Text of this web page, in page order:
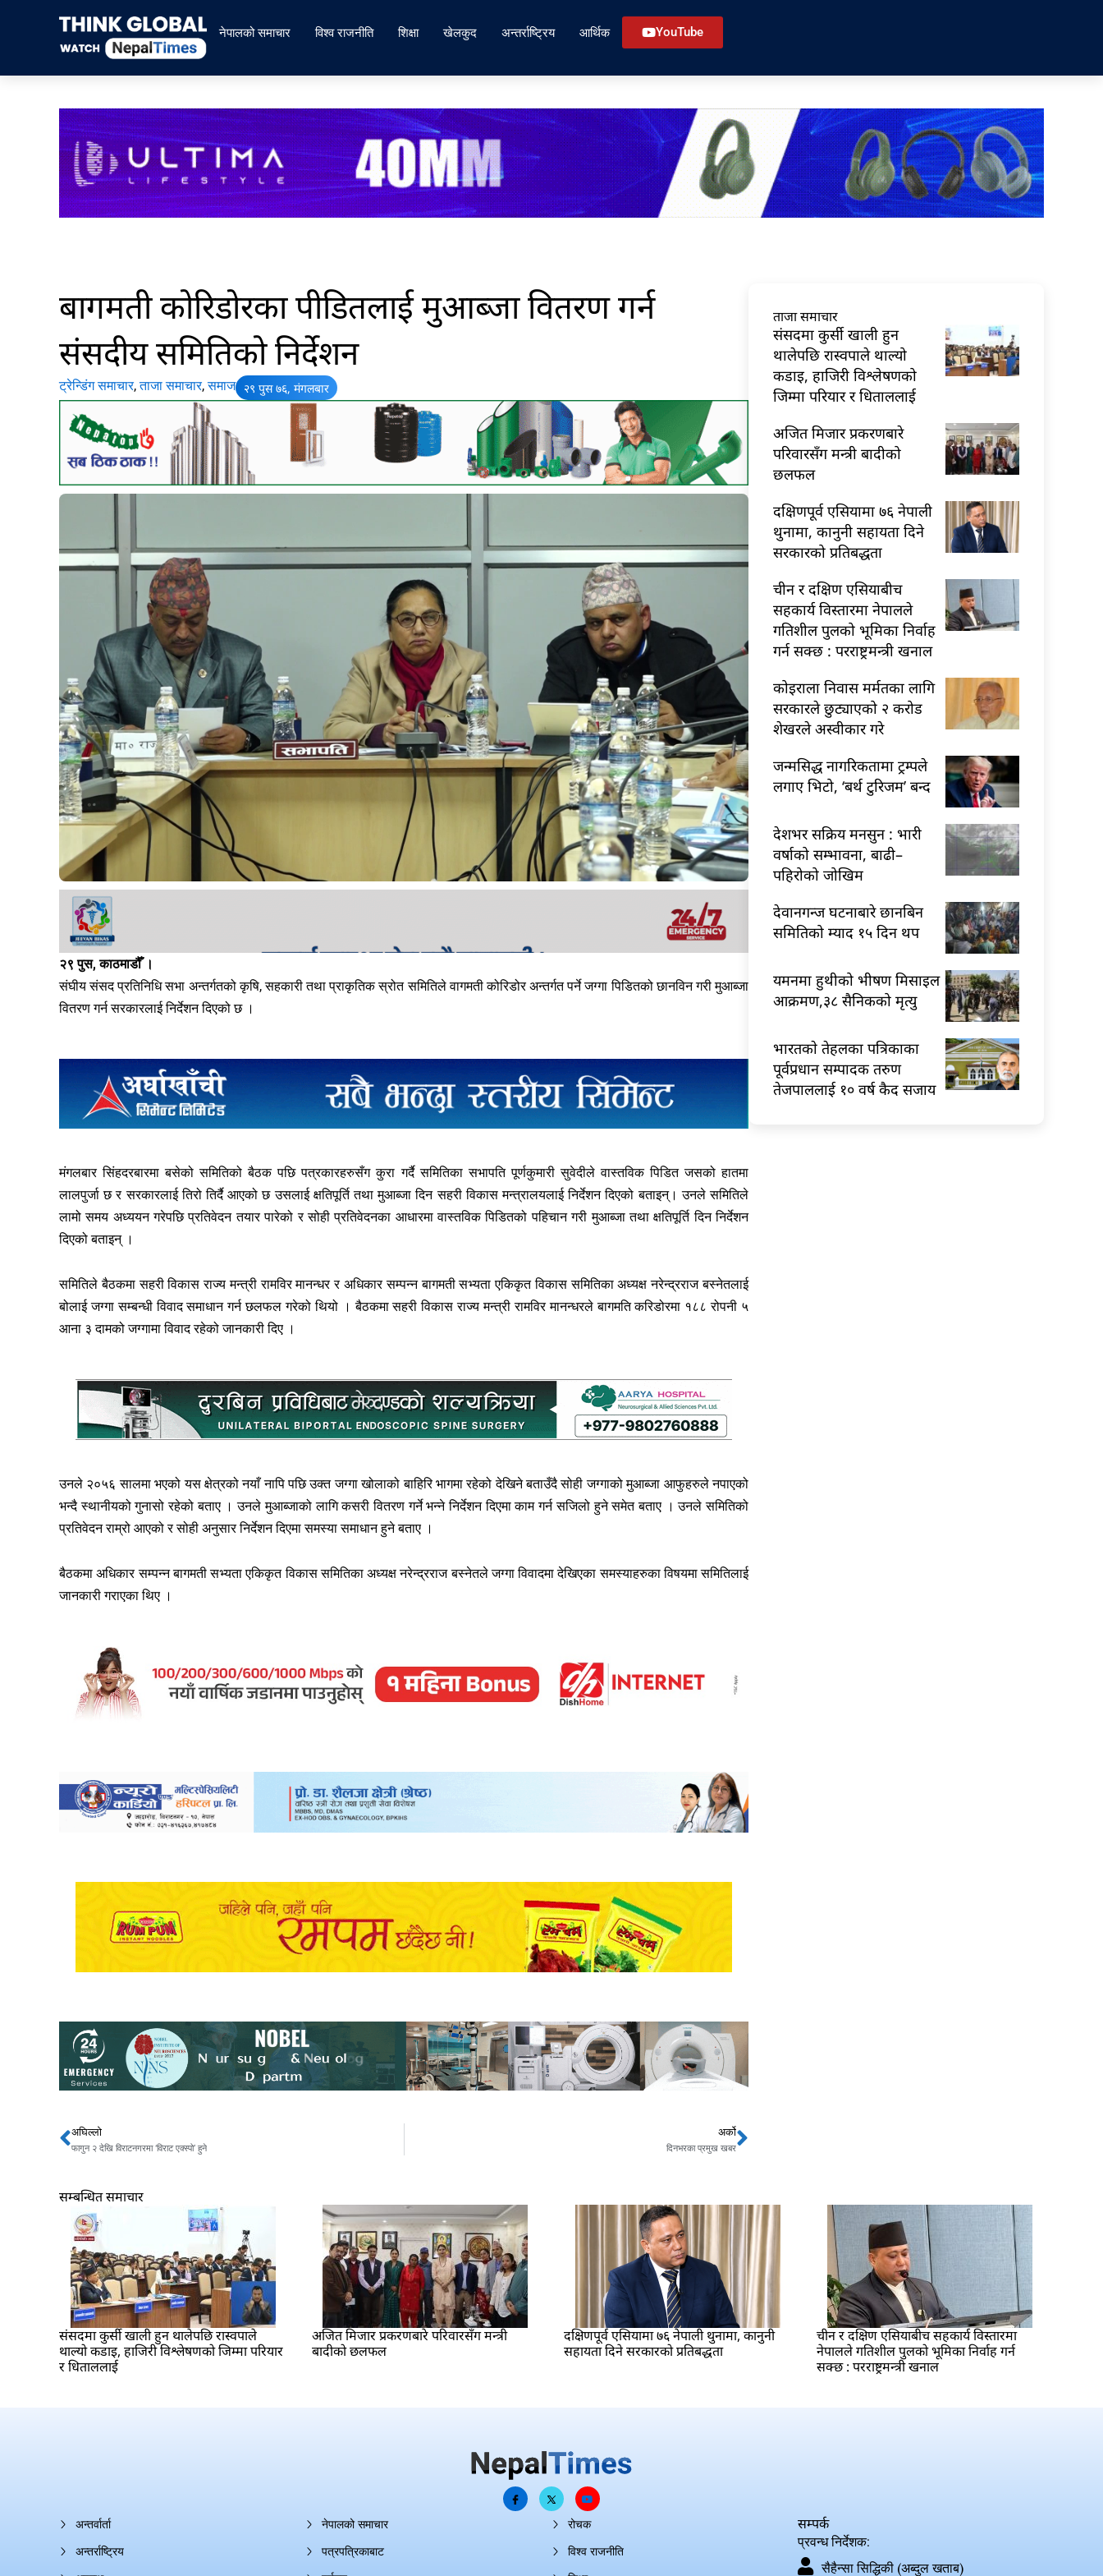
नेपालको समाचार विश्व राजनीति शिक्षा खेलकुद अन्तर्राष्ट्रिय आर्थिक YouTube
बागमती कोरिडोरका पीडितलाई मुआब्जा वितरण गर्न
संसदीय समितिको निर्देशन
ट्रेन्डिंग समाचार,ताजा समाचार,समाज २९ पुस ७६, मंगलबार
२९ पुस, काठमाडौँ ।
संघीय संसद प्रतिनिधि सभा अन्तर्गतको कृषि, सहकारी तथा प्राकृतिक स्रोत समितिले वागमती कोरिडोर अन्तर्गत पर्ने जग्गा पिडितको छानविन गरी मुआब्जा
वितरण गर्न सरकारलाई निर्देशन दिएको छ ।
मंगलबार सिंहदरबारमा बसेको समितिको बैठक पछि पत्रकारहरुसँग कुरा गर्दै समितिका सभापति पूर्णकुमारी सुवेदीले वास्तविक पिडित जसको हातमा
लालपुर्जा छ र सरकारलाई तिरो तिर्दै आएको छ उसलाई क्षतिपूर्ति तथा मुआब्जा दिन सहरी विकास मन्त्रालयलाई निर्देशन दिएको बताइन्। उनले समितिले
लामो समय अध्ययन गरेपछि प्रतिवेदन तयार पारेको र सोही प्रतिवेदनका आधारमा वास्तविक पिडितको पहिचान गरी मुआब्जा तथा क्षतिपूर्ति दिन निर्देशन
दिएको बताइन् ।
समितिले बैठकमा सहरी विकास राज्य मन्त्री रामविर मानन्धर र अधिकार सम्पन्न बागमती सभ्यता एकिकृत विकास समितिका अध्यक्ष नरेन्द्रराज बस्नेतलाई
बोलाई जग्गा सम्बन्धी विवाद समाधान गर्न छलफल गरेको थियो । बैठकमा सहरी विकास राज्य मन्त्री रामविर मानन्धरले बागमति करिडोरमा १८८ रोपनी ५
आना ३ दामको जग्गामा विवाद रहेको जानकारी दिए ।
उनले २०५६ सालमा भएको यस क्षेत्रको नयाँ नापि पछि उक्त जग्गा खोलाको बाहिरि भागमा रहेको देखिने बताउँदै सोही जग्गाको मुआब्जा आफुहरुले नपाएको
भन्दै स्थानीयको गुनासो रहेको बताए । उनले मुआब्जाको लागि कसरी वितरण गर्ने भन्ने निर्देशन दिएमा काम गर्न सजिलो हुने समेत बताए । उनले समितिको
प्रतिवेदन राम्रो आएको र सोही अनुसार निर्देशन दिएमा समस्या समाधान हुने बताए ।
बैठकमा अधिकार सम्पन्न बागमती सभ्यता एकिकृत विकास समितिका अध्यक्ष नरेन्द्रराज बस्नेतले जग्गा विवादमा देखिएका समस्याहरुका विषयमा समितिलाई
जानकारी गराएका थिए ।
Prev
अघिल्लो
फागुन २ देखि विराटनगरमा ‘विराट एक्स्पो’ हुने
अर्को
दिनभरका प्रमुख खबरNext
ताजा समाचार
संसदमा कुर्सी खाली हुन
थालेपछि रास्वपाले थाल्यो
कडाइ, हाजिरी विश्लेषणको
जिम्मा परियार र धिताललाई
अजित मिजार प्रकरणबारे
परिवारसँग मन्त्री बादीको
छलफल
दक्षिणपूर्व एसियामा ७६ नेपाली
थुनामा, कानुनी सहायता दिने
सरकारको प्रतिबद्धता
चीन र दक्षिण एसियाबीच
सहकार्य विस्तारमा नेपालले
गतिशील पुलको भूमिका निर्वाह
गर्न सक्छ : परराष्ट्रमन्त्री खनाल
कोइराला निवास मर्मतका लागि
सरकारले छुट्याएको २ करोड
शेखरले अस्वीकार गरे
जन्मसिद्ध नागरिकतामा ट्रम्पले
लगाए भिटो, ‘बर्थ टुरिजम’ बन्द
देशभर सक्रिय मनसुन : भारी
वर्षाको सम्भावना, बाढी–
पहिरोको जोखिम
देवानगन्ज घटनाबारे छानबिन
समितिको म्याद १५ दिन थप
यमनमा हुथीको भीषण मिसाइल
आक्रमण,३८ सैनिकको मृत्यु
भारतकाे तेहलका पत्रिकाका
पूर्वप्रधान सम्पादक तरुण
तेजपाललाई १० वर्ष कैद सजाय
सम्बन्धित समाचार
संसदमा कुर्सी खाली हुन थालेपछि रास्वपाले
थाल्यो कडाइ, हाजिरी विश्लेषणको जिम्मा परियार
र धिताललाई
अजित मिजार प्रकरणबारे परिवारसँग मन्त्री
बादीको छलफल
दक्षिणपूर्व एसियामा ७६ नेपाली थुनामा, कानुनी
सहायता दिने सरकारको प्रतिबद्धता
चीन र दक्षिण एसियाबीच सहकार्य विस्तारमा
नेपालले गतिशील पुलको भूमिका निर्वाह गर्न
सक्छ : परराष्ट्रमन्त्री खनाल
अन्तर्वार्ता
अन्तर्राष्ट्रिय
नेपालको समाचार
पत्रपत्रिकाबाट
रोचक
विश्व राजनीति
सम्पर्क
प्रवन्ध निर्देशक:
सैहैन्सा सिद्धिकी (अब्दुल खताब)